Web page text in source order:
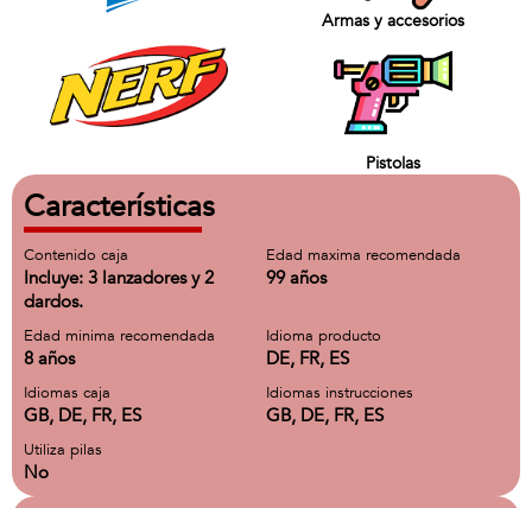
Armas y accesorios
Pistolas
Características
Contenido caja
Incluye: 3 lanzadores y 2
dardos.
Edad maxima recomendada
99 años
Edad minima recomendada
8 años
Idioma producto
DE, FR, ES
Idiomas caja
GB, DE, FR, ES
Idiomas instrucciones
GB, DE, FR, ES
Utiliza pilas
No